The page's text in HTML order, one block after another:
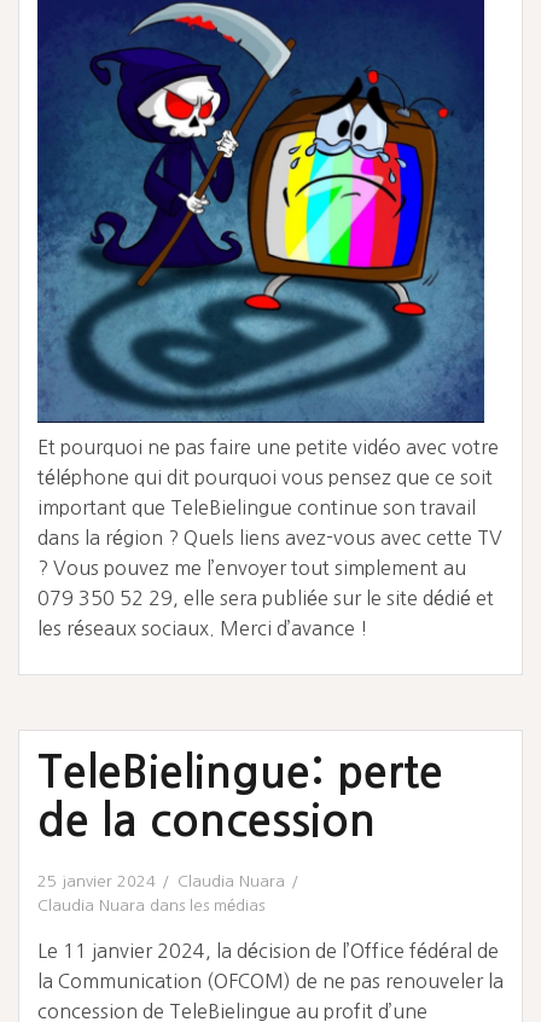
Et pourquoi ne pas faire une petite vidéo avec votre
téléphone qui dit pourquoi vous pensez que ce soit
important que TeleBielingue continue son travail
dans la région ? Quels liens avez-vous avec cette TV
? Vous pouvez me l’envoyer tout simplement au
079 350 52 29, elle sera publiée sur le site dédié et
les réseaux sociaux. Merci d’avance !
TeleBielingue: perte
de la concession
25 janvier 2024
Claudia Nuara
Claudia Nuara dans les médias
Le 11 janvier 2024, la décision de l’Office fédéral de
la Communication (OFCOM) de ne pas renouveler la
concession de TeleBielingue au profit d’une